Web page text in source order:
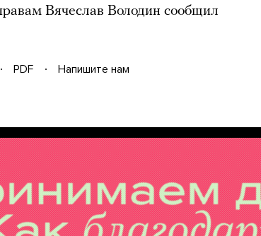
Вячеслав Володин сообщил
PDF
Напишите нам